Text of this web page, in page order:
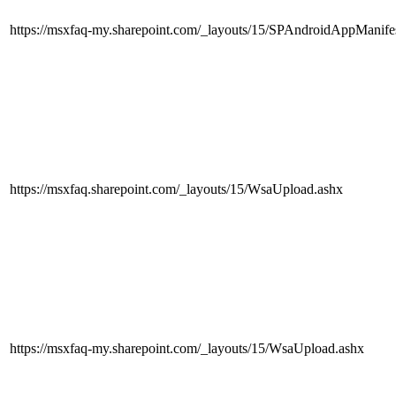
https://msxfaq-my.sharepoint.com/_layouts/15/
https://msxfaq.sharepoint.com/_layouts/15/WsaUpload.ashx
https://msxfaq-my.sharepoint.com/_layouts/15/WsaUpload.ashx